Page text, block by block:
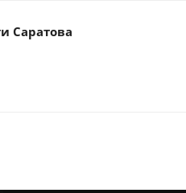
Саратова